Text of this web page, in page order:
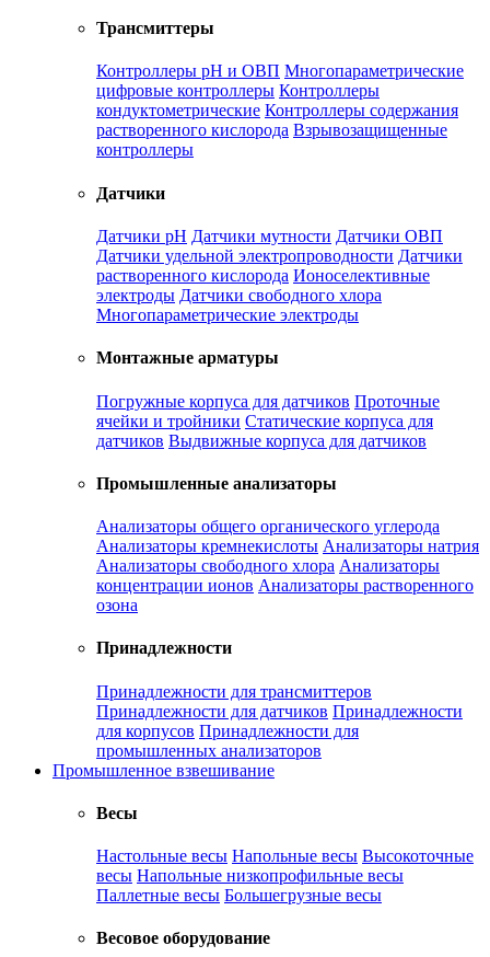
Трансмиттеры
Контроллеры рН и ОВП Многопараметрические
цифровые контроллеры Контроллеры
кондуктометрические Контроллеры содержания
растворенного кислорода Взрывозащищенные
контроллеры
Датчики
Датчики рН Датчики мутности Датчики ОВП
Датчики удельной электропроводности Датчики
растворенного кислорода Ионоселективные
электроды Датчики свободного хлора
Многопараметрические электроды
Монтажные арматуры
Погружные корпуса для датчиков Проточные
ячейки и тройники Статические корпуса для
датчиков Выдвижные корпуса для датчиков
Промышленные анализаторы
Анализаторы общего органического углерода
Анализаторы кремнекислоты Анализаторы натрия
Анализаторы свободного хлора Анализаторы
концентрации ионов Анализаторы растворенного
озона
Принадлежности
Принадлежности для трансмиттеров
Принадлежности для датчиков Принадлежности
для корпусов Принадлежности для
промышленных анализаторов
Промышленное взвешивание
Весы
Настольные весы Напольные весы Высокоточные
весы Напольные низкопрофильные весы
Паллетные весы Большегрузные весы
Весовое оборудование